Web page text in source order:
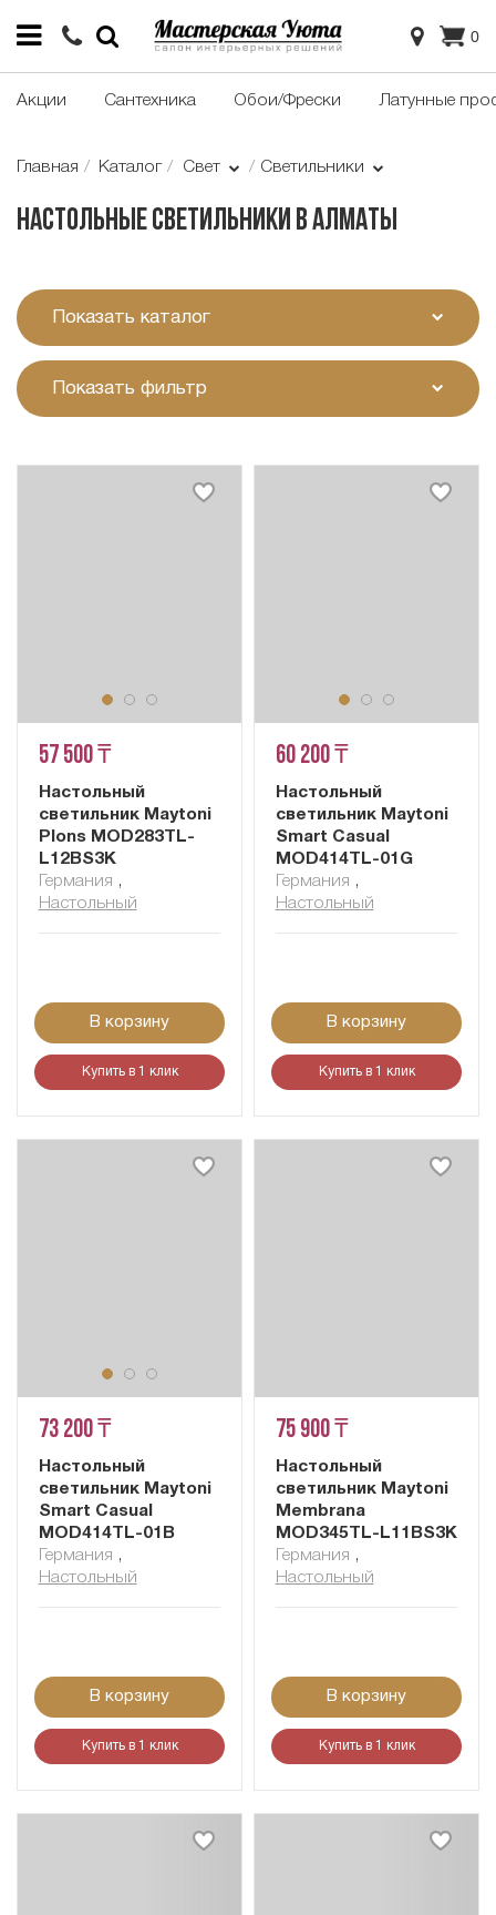
0
Акции Сантехника Обои/Фрески Латунные
Главная Каталог Свет Светильники
Настольные светильники в Алматы
Показать каталог
Показать фильтр
57 500 ₸
Настольный
светильник Maytoni
Plons MOD283TL-
L12BS3K
Германия ,
Настольный
В корзину
Купить в 1 клик
60 200 ₸
Настольный
светильник Maytoni
Smart Casual
MOD414TL-01G
Германия ,
Настольный
В корзину
Купить в 1 клик
73 200 ₸
Настольный
светильник Maytoni
Smart Casual
MOD414TL-01B
Германия ,
Настольный
В корзину
Купить в 1 клик
75 900 ₸
Настольный
светильник Maytoni
Membrana
MOD345TL-L11BS3K
Германия ,
Настольный
В корзину
Купить в 1 клик